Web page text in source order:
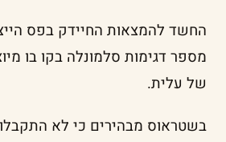
החשד להמצאות החיידק בפס
מספר דגימות סלמונלה בקו בו
של עלית.
בשטראוס מבהירים כי לא